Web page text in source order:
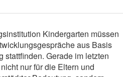
Kindergarten müssen
aus Basis
stattfinden. Gerade im letzten
nur für die Eltern und